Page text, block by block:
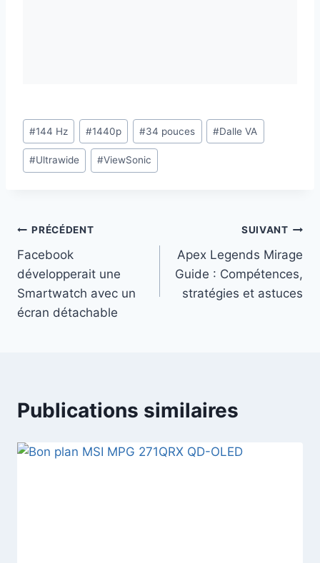
Étiquettes
de
la
#144 Hz #1440p #34 pouces #Dalle VA
#Ultrawide #ViewSonic
Navigation
de
l’article
PRÉCÉDENT
Facebook
développerait une
Smartwatch avec un
écran détachable
SUIVANT
Apex Legends Mirage
Guide : Compétences,
stratégies et astuces
Publications similaires